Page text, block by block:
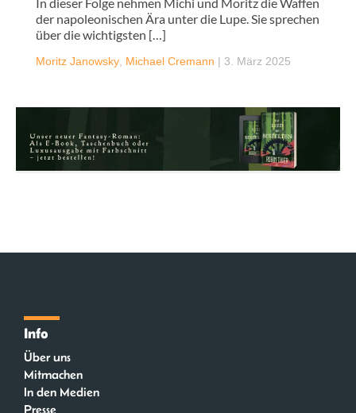
der napoleonischen Ära unter die Lupe. Sie sprechen
über die wichtigsten […]
Moritz Janowsky Michael Cremann | 3. März 2025
Info
Über uns
Mitmachen
In den Medien
Presse